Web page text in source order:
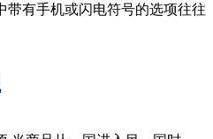
带有手机或闪电符号的选项往往